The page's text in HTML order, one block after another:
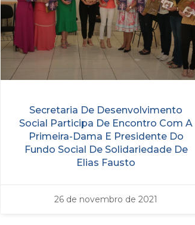
Secretaria De Desenvolvimento
Social Participa De Encontro Com A
Primeira-Dama E Presidente Do
Fundo Social De Solidariedade De
Elias Fausto
26 de novembro de 2021